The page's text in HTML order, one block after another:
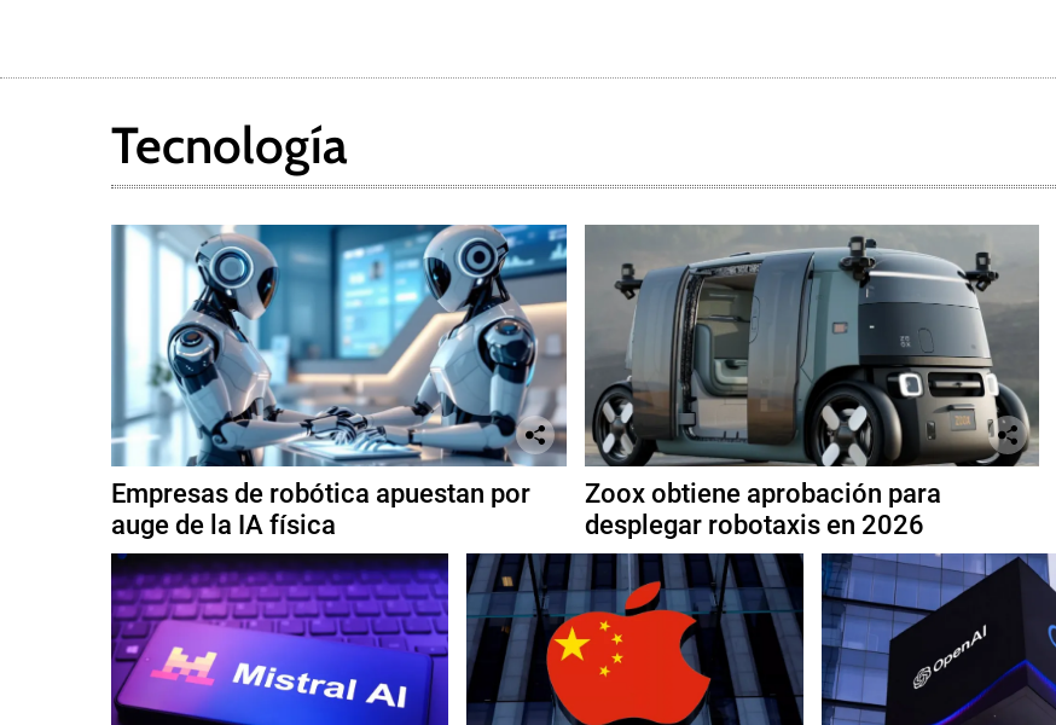
Tecnología
Empresas de robótica apuestan por
auge de la IA física
Zoox obtiene aprobación para
desplegar robotaxis en 2026